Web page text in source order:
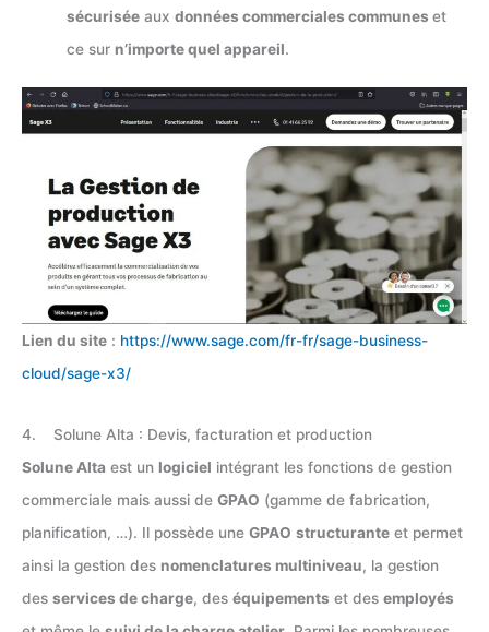
sécurisée auxdonnées commerciales communeset
ce sur n’importe quel appareil.
Lien du site : https://www.sage.com/fr-fr/sage-business-
cloud/sage-x3/
4. Solune Alta : Devis, facturation et production
Solune Alta est un logiciel intégrant les fonctions de gestion
commerciale mais aussi de GPAO (gamme de fabrication,
planification, …). Il possède une GPAO structurante et permet
ainsi la gestion des nomenclatures multiniveau, la gestion
des services de charge, des équipements et des employés